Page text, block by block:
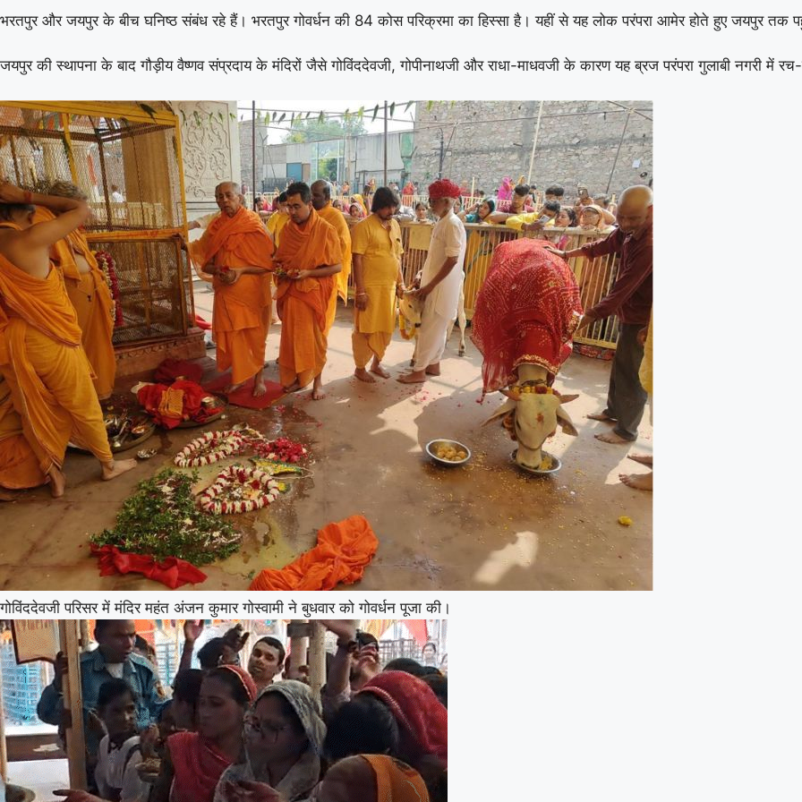
भरतपुर और जयपुर के बीच घनिष्ठ संबंध रहे हैं। भरतपुर गोवर्धन की 84 कोस परिक्रमा का हिस्सा है। यहीं से यह लोक परंपरा आमेर होते हुए जयपुर तक
जयपुर की स्थापना के बाद गौड़ीय वैष्णव संप्रदाय के मंदिरों जैसे गोविंददेवजी, गोपीनाथजी और राधा-माधवजी के कारण यह ब्रज परंपरा गुलाबी नगरी में
गोविंददेवजी परिसर में मंदिर महंत अंजन कुमार गोस्वामी ने बुधवार को गोवर्धन पूजा की।